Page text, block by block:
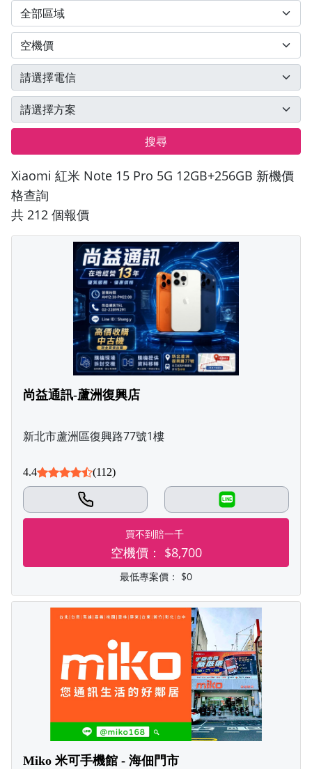
搜尋
Xiaomi 紅米 Note 15 Pro 5G 12GB+256GB 新機價
格查詢
共 212 個報價
尚益通訊-蘆洲復興店
新北市蘆洲區復興路77號1樓
4.4 (112)
LINE
買不到賠一千
空機價： $8,700
最低專案價： $0
Miko 米可手機館 - 海佃門市